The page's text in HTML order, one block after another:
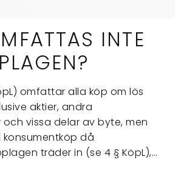
INTE
omfattar alla köp om lös
aktier, andra
vissa delar av byte, men
då
träder in (se 4 § KöpL),…